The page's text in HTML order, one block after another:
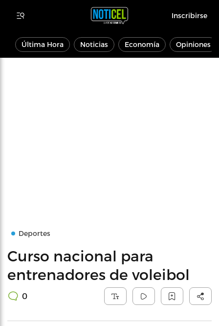
Inscribirse
Última Hora Noticias Economía Opiniones
Deportes
Curso nacional para
entrenadores de voleibol
0